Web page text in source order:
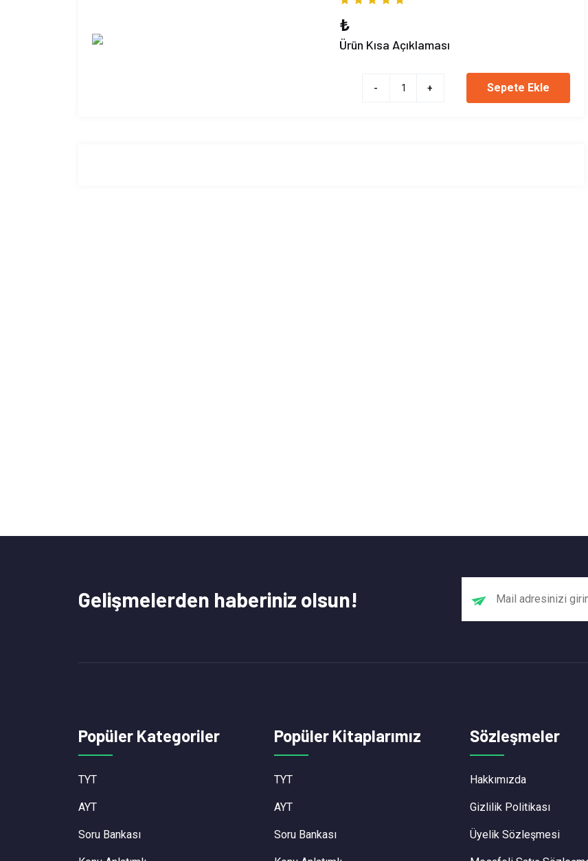
₺
Ürün Kısa Açıklaması
- + Sepete Ekle
Gelişmelerden haberiniz olsun!
Popüler Kategoriler
TYT
AYT
Soru Bankası
Popüler Kitaplarımız
TYT
AYT
Soru Bankası
Sözleşmeler
Hakkımızda
Gizlilik Politikası
Üyelik Sözleşmesi